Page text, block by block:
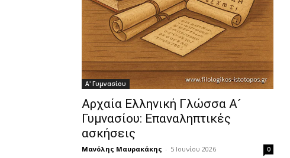
Α' Γυμνασίου
Αρχαία Ελληνική Γλώσσα Α´
Γυμνασίου: Επαναληπτικές
ασκήσεις
Μανόλης Μαυρακάκης - 5 Ιουνίου 2026 0